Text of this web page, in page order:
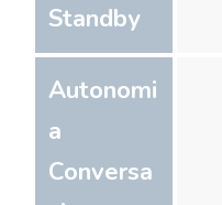
Standby
Autonomi
a
Conversa